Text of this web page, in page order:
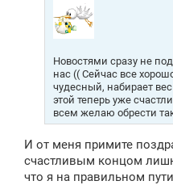
Новостями сразу не
нас (( Сейчас все
чудесный, набирает
этой теперь уже
всем желаю обрести
И от меня примите
счастливым концом
что я на правильном